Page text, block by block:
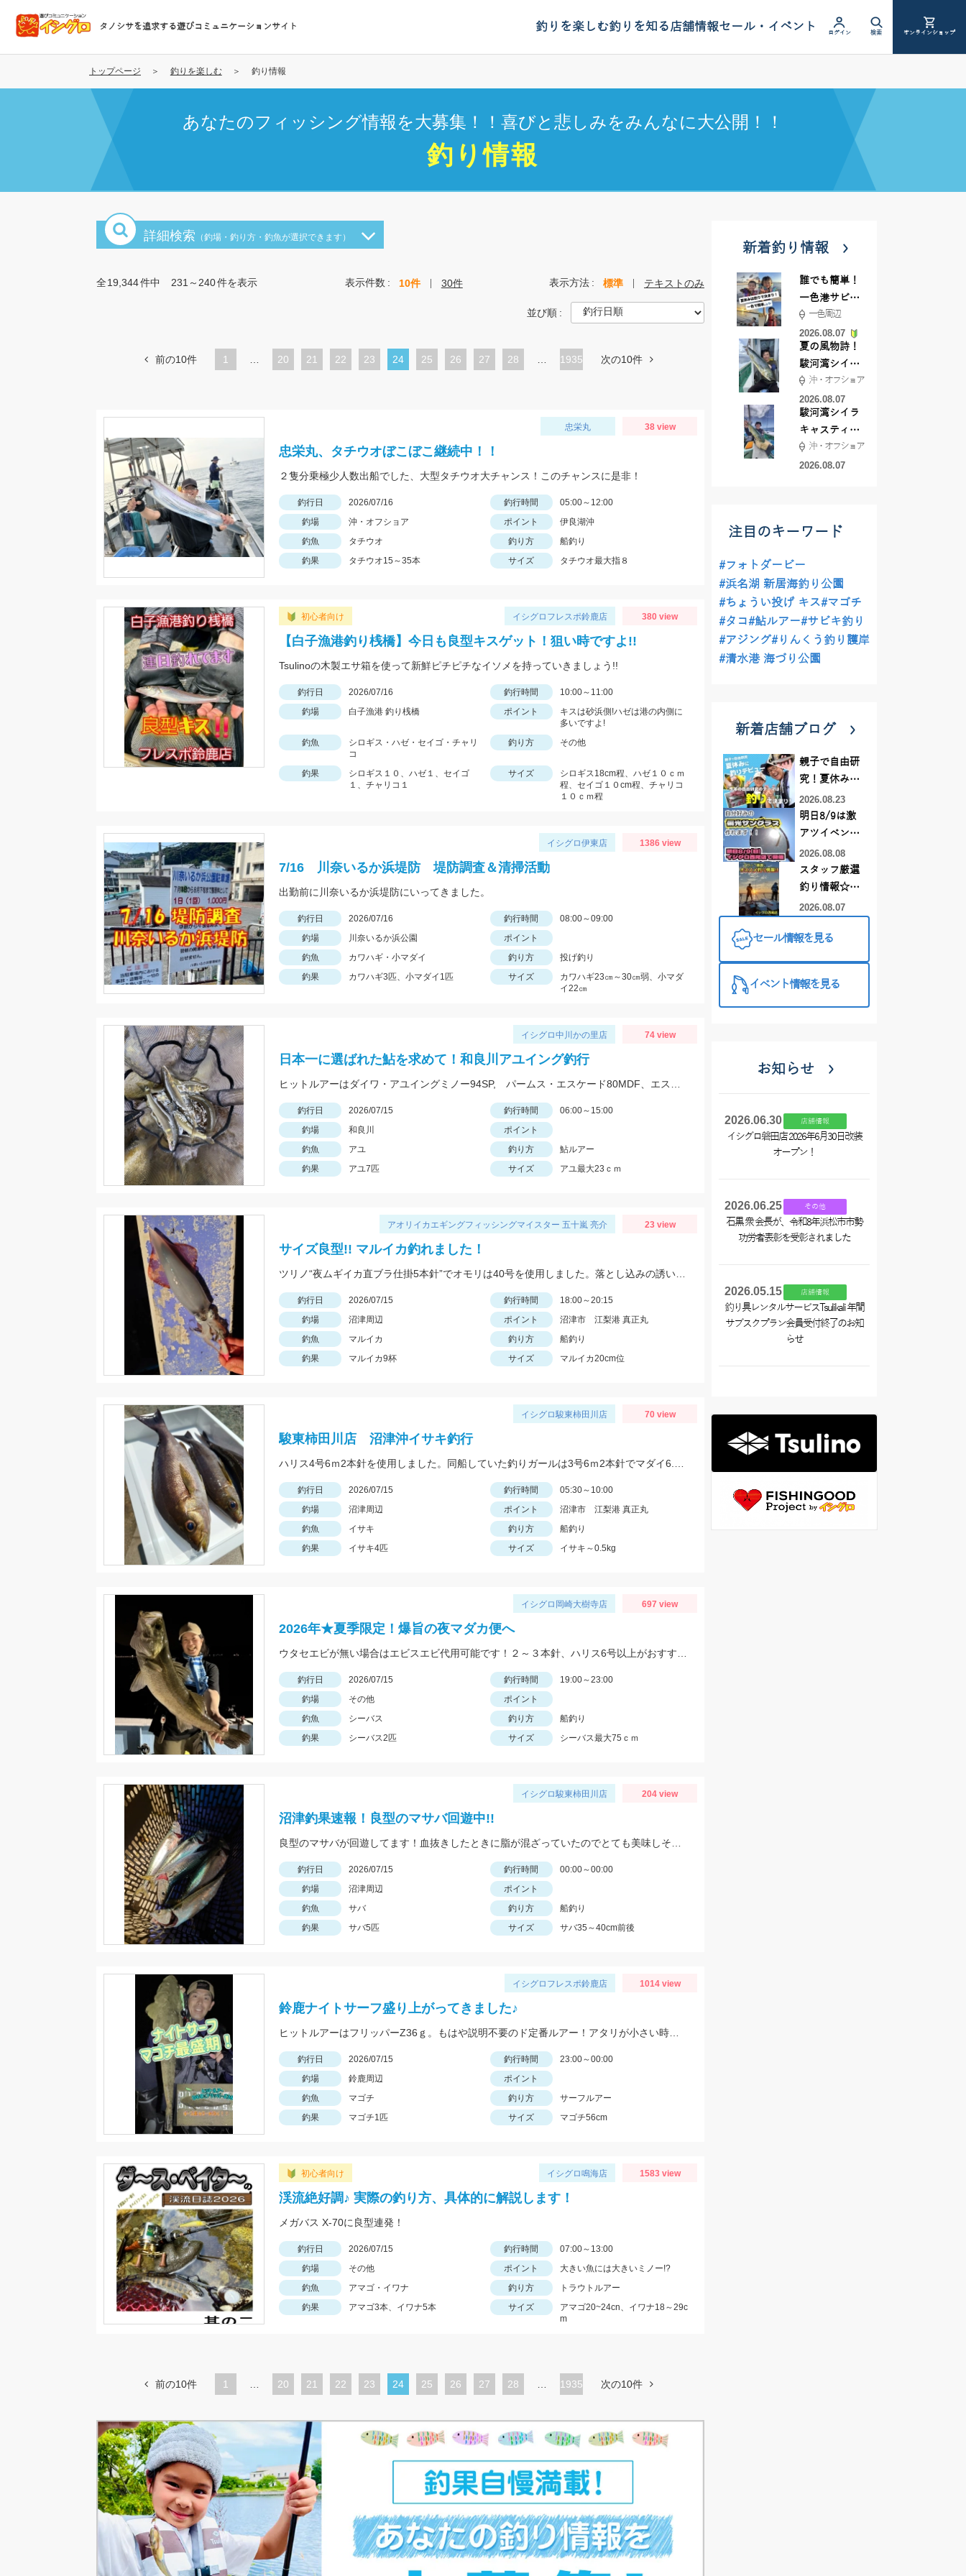
コ
テ
タノシサを追求する遊びコミュニケーションサイト 釣りを楽しむ釣りを知る店舗情報セール・イベント ログイン 検索 オンラインショップ
トップページ 釣りを楽しむ 釣り情報
あなたのフィッシング情報を大募集！！喜びと悲しみをみんなに大公開！！
釣り情報
詳細検索 （釣場・釣り方・釣魚が選択できます）
全19,344件中 231～240件を表示 表示件数 10件 30件 表示方法 標準 テキストのみ
並び順
前の10件 1
ペ
20
ペ
21
ペ
22
ペ
23
カ
ペ
24
ペ
25
ペ
26
ペ
27
ペ
28 1935 次の10件
忠栄丸 38 view
忠栄丸、タチウオぼこぼこ継続中！！
２隻分乗極少人数出船でした、大型タチウオ大チャンス！このチャンスに是非！
釣行日 2026/07/16 釣行時間
05:00～12:00
釣場
沖・オフショア ポイント
伊良湖沖
釣魚
タチウオ 釣り方
船釣り
釣果
タチウオ15～35本 サイズ タチウオ最大指８
初心者向け イシグロフレスポ鈴鹿店 380 view
【白子漁港釣り桟橋】今日も良型キスゲット！狙い時ですよ!!
Tsulinoの木製エサ箱を使って新鮮ピチピチなイソメを持っていきましょう!!
釣行日 2026/07/16 釣行時間
10:00～11:00
釣場
白子漁港 釣り桟橋 ポイント
キスは砂浜側!ハゼは港の内側に
多いですよ!
釣魚
シロギス・ハゼ・セイゴ・チャリ
コ
釣り方 その他
釣果
シロギス１０、ハゼ１、セイゴ
１、チャリコ１
サイズ
シロギス18cm程、ハゼ１０ｃｍ
程、セイゴ１０cm程、チャリコ
１０ｃｍ程
イシグロ伊東店 1386 view
7/16 川奈いるか浜堤防 堤防調査＆清掃活動
出勤前に川奈いるか浜堤防にいってきました。
釣行日 2026/07/16 釣行時間
08:00～09:00
釣場
川奈いるか浜公園
ポイント
釣魚
カワハギ・小マダイ 釣り方
投げ釣り
釣果
カワハギ3匹、小マダイ1匹 サイズ
カワハギ23㎝～30㎝弱、小マダ
イ22㎝
イシグロ中川かの里店 74 view
日本一に選ばれた鮎を求めて！和良川アユイング釣行
釣行日 2026/07/15 釣行時間
06:00～15:00
釣場
和良川
ポイント
釣魚
アユ 釣り方
鮎ルアー
釣果
アユ7匹 サイズ アユ最大23ｃｍ
アオリイカエギングフィッシングマイスター 五十嵐 亮介 23 view
サイズ良型!! マルイカ釣れました！
釣行日 2026/07/15 釣行時間
18:00～20:15
釣場
沼津周辺 ポイント
沼津市 江梨港 真正丸
釣魚
マルイカ 釣り方
船釣り
釣果
マルイカ9杯 サイズ マルイカ20cm位
イシグロ駿東柿田川店 70 view
駿東柿田川店 沼津沖イサキ釣行
釣行日 2026/07/15 釣行時間
05:30～10:00
釣場
沼津周辺 ポイント
沼津市 江梨港 真正丸
釣魚
イサキ 釣り方
船釣り
釣果
イサキ4匹 サイズ イサキ～0.5kg
イシグロ岡崎大樹寺店 697 view
2026年★夏季限定！爆旨の夜マダカ便へ
釣行日 2026/07/15 釣行時間
19:00～23:00
釣場
その他
ポイント
釣魚
シーバス 釣り方
船釣り
釣果
シーバス2匹 サイズ シーバス最大75ｃｍ
イシグロ駿東柿田川店 204 view
沼津釣果速報！良型のマサバ回遊中!!
釣行日 2026/07/15 釣行時間
00:00～00:00
釣場
沼津周辺
ポイント
釣魚
サバ 釣り方
船釣り
釣果
サバ5匹 サイズ サバ35～40cm前後
イシグロフレスポ鈴鹿店 1014 view
鈴鹿ナイトサーフ盛り上がってきました♪
釣行日 2026/07/15 釣行時間
23:00～00:00
釣場
鈴鹿周辺
ポイント
釣魚
マゴチ 釣り方
サーフルアー
釣果
マゴチ1匹 サイズ マゴチ56cm
初心者向け イシグロ鳴海店 1583 view
渓流絶好調♪ 実際の釣り方、具体的に解説します！
メガバス X-70に良型連発！
釣行日 2026/07/15 釣行時間
07:00～13:00
釣場
その他 ポイント
大きい魚には大きいミノー!?
釣魚
アマゴ・イワナ 釣り方
トラウトルアー
釣果
アマゴ3本、イワナ5本 サイズ
アマゴ20~24cn、イワナ18～29c
m
前の10件 1
ペ
ジ
20
ペ
ジ
21
ペ
22
ペ
23
カ
ト
ジ
24
ペ
25
ペ
26
ペ
27
ペ
28 1935 次の10件
新着釣り情報
誰でも簡単！
一色港サビキ
＆ちょい投げ
一色周辺
2026.08.07
夏の風物詩！
駿河湾シイラ
キャスティン
グ行ってきま
した！！
沖・オフショア
2026.08.07
駿河湾シイラ
キャスティン
グ行ってきま
した！
沖・オフショア
2026.08.07
注目のキーワード
#フォトダービー
#浜名湖 新居海釣り公園
#ちょうい投げ キス#マゴチ
#タコ#鮎ルアー#サビキ釣り
#アジング#りんくう釣り護岸
#清水港 海づり公園
新着店舗ブログ
親子で自由研
究！夏休みに
釣りデビュー
2026.08.23
明日8/9は激
アツイベント
日！！！～オ
ーダー偏光グ
ラス受注会～
2026.08.08
スタッフ厳選
釣り情報☆彡
連休は何釣り
♪【イシグロ
2026.08.07
セール情報を見る
イベント情報を見る
お知らせ
2026.06.30 店舗情報
イシグロ磐田店 2026年6月30日改装
オープン！
2026.06.25 その他
石黒 衆 会長が、令和8年浜松市市勢
功労者表彰を受彰されました
2026.05.15 店舗情報
釣り具レンタルサービスTsulikali 年間
サブスクプラン会員受付終了のお知
らせ